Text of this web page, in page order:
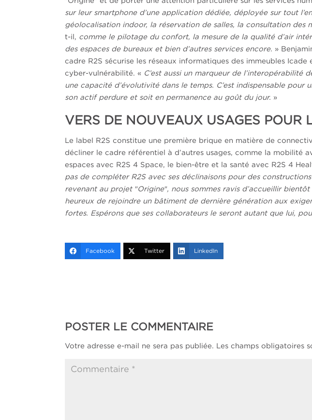
sur leur smartphone d’une application dédiée, déployée sur tout
géolocalisation indoor, la réservation de salles, la consultation des
t-il, comme le pilotage du confort, la mesure de la qualité d’air
des espaces de bureaux et bien d’autres services encore. »
cadre R2S sécurise les réseaux informatiques des immeubles Icade
cyber-vulnérabilité. « C’est aussi un marqueur de l’interopérabilité
une capacité d’évolutivité dans le temps. C’est indispensable pour
son actif perdure et soit en permanence au goût du jour. »
VERS DE NOUVEAUX USAGES POUR
Le label R2S constitue une première brique en matière de
décliner le cadre référentiel à d’autres usages, comme la mobilité
espaces avec R2S 4 Space, le bien-être et la santé avec R2S 4
pas de compléter R2S avec ses déclinaisons pour des
revenant au projet ″Origine″, nous sommes ravis d’accueillir
heureux de rejoindre un bâtiment de dernière génération aux
fortes. Espérons que ses collaborateurs le seront autant que lui,
Facebook Twitter LinkedIn
POSTER LE COMMENTAIRE
Votre adresse e-mail ne sera pas publiée. Les champs obligatoires